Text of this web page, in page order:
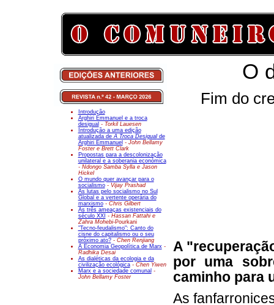
Introdução
Arghiri Emmanuel e a troca
desigual - Torkil Lauesen
Introdução a uma edição
atualizada deA Troca Desigualde
Arghiri Emmanuel - John Bellamy
Foster e Brett Clark
Propostas para a descolonização
unilateral e a soberania económica
- Ndongo Samba Sylla e Jason
Hickel
O mundo quer avançar para o
socialismo- Vijay Prashad
As lutas pelo socialismo no Sul
Global e a vertente operária do
marxismo- Chris Gilbert
As três ameaças existenciais do
século XXI - Hassan Fattahi e
Zahra Mohebi-Pourkani
"Tecno-feudalismo": Canto do
cisne do capitalismo ou o seu
próximo ato? - Chen Renjiang
A Economia Geopolítica de Marx-
Radhika Desai
As dialéticas da ecologia e da
civilização ecológica - Chen Yiwen
Marx e a sociedade comunal -
John Bellamy Foster
O
Fim do
A
por uma
caminho para
As